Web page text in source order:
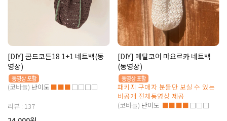
[DIY] 콤드코튼18 1+1 네트백(동
영상)
(코바늘) 난이도 ■■■□□□□
리뷰 : 137
[DIY] 메탈코어 마요르카 네트백
(동영상)
패키지 구매자 분들만 보실 수 있는
비공개 전체동영상 제공
(코바늘) 난이도 ■■■■□□□